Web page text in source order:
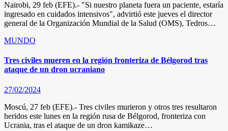
Nairobi, 29 feb (EFE).- "Si nuestro planeta fuera un paciente, estaría
ingresado en cuidados intensivos", advirtió este jueves el director
general de la Organización Mundial de la Salud (OMS), Tedros…
MUNDO
Tres civiles mueren en la región fronteriza de Bélgorod tras
ataque de un dron ucraniano
27/02/2024
Moscú, 27 feb (EFE).- Tres civiles murieron y otros tres resultaron
heridos este lunes en la región rusa de Bélgorod, fronteriza con
Ucrania, tras el ataque de un dron kamikaze…